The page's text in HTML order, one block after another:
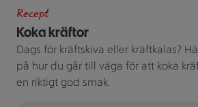
Koka kräftor
Recept
Dags för kräftskiva eller kräftkalas?
på hur du går till väga för att koka
en riktigt god smak.